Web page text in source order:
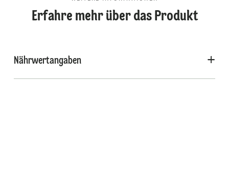
Erfahre mehr über das Produkt
Nährwertangaben